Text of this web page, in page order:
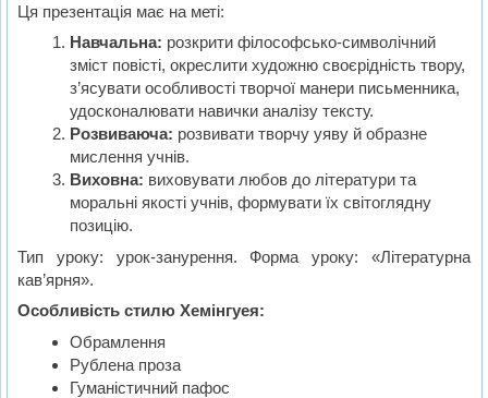
Ця презентація має на меті:
Навчальна: розкрити філософсько-символічний
зміст повісті, окреслити художню своєрідність твору,
з’ясувати особливості творчої манери письменника,
удосконалювати навички аналізу тексту.
Розвиваюча: розвивати творчу уяву й образне
мислення учнів.
Виховна: виховувати любов до літератури та
моральні якості учнів, формувати їх світоглядну
позицію.
Тип уроку: урок-занурення. Форма уроку: «Літературна
кав’ярня».
Особливість стилю Хемінгуея:
Обрамлення
Рублена проза
Гуманістичний пафос